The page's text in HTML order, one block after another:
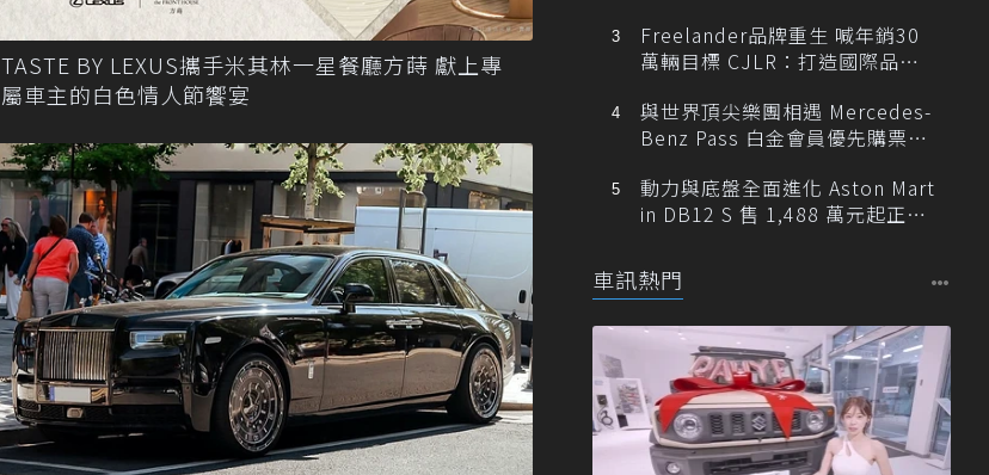
TASTE BY LEXUS攜手米其林一星餐廳方蒔 獻上專
屬車主的白色情人節饗宴
Freelander品牌重生 喊年銷30
萬輛目標 CJLR：打造國際品牌
與世界頂尖樂團相遇 Mercedes-
Benz Pass 白金會員優先購票維
動力與底盤全面進化 Aston Mart
in DB12 S 售 1,488 萬元起正式
車訊熱門